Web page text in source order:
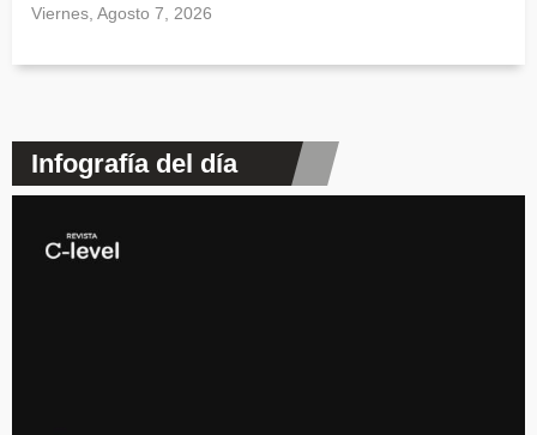
Viernes, Agosto 7, 2026
Infografía del día